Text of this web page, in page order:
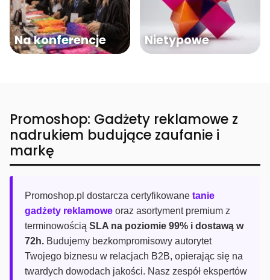
Na konferencje Nietypowe
Promoshop: Gadżety reklamowe z
nadrukiem budujące zaufanie i
markę
Promoshop.pl dostarcza certyfikowane tanie
gadżety reklamowe oraz asortyment premium z
terminowością SLA na poziomie 99% i dostawą w
72h. Budujemy bezkompromisowy autorytet
Twojego biznesu w relacjach B2B, opierając się na
twardych dowodach jakości. Nasz zespół ekspertów